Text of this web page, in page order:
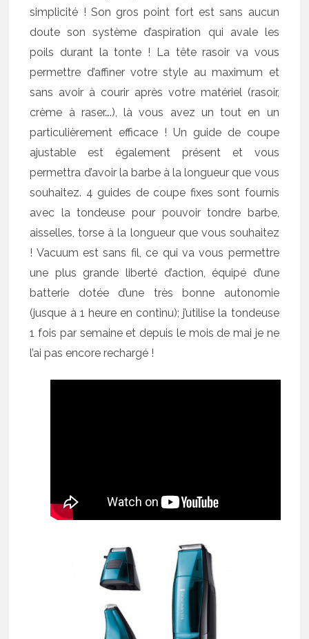
simplicité ! Son gros point fort est sans aucun
doute son système d’aspiration qui avale les
poils durant la tonte ! La tête rasoir va vous
permettre d’affiner votre style au maximum et
sans avoir à courir après votre matériel (rasoir,
crème à raser….), là vous avez un tout en un
particulièrement efficace ! Un guide de coupe
ajustable est également présent et vous
permettra d’avoir la barbe à la longueur que vous
souhaitez. 4 guides de coupe fixes sont fournis
avec la tondeuse pour pouvoir tondre barbe,
aisselles, torse à la longueur que vous souhaitez
! Vacuum est sans fil, ce qui va vous permettre
une plus grande liberté d’action, équipé d’une
batterie dotée d’une très bonne autonomie
(jusque à 1 heure en continu); j’utilise la tondeuse
1 fois par semaine et depuis le mois de mai je ne
l’ai pas encore rechargé !